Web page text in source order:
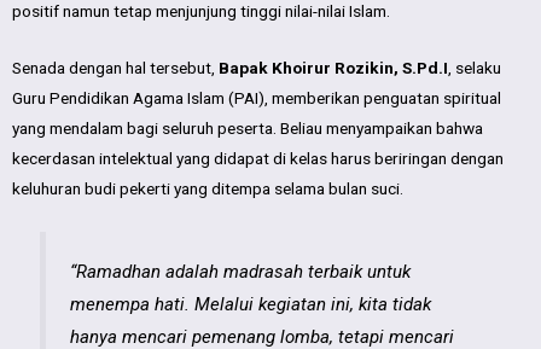
positif namun tetap menjunjung tinggi nilai-nilai Islam.
Senada dengan hal tersebut, Bapak Khoirur Rozikin, S.Pd.I, selaku
Guru Pendidikan Agama Islam (PAI), memberikan penguatan spiritual
yang mendalam bagi seluruh peserta. Beliau menyampaikan bahwa
kecerdasan intelektual yang didapat di kelas harus beriringan dengan
keluhuran budi pekerti yang ditempa selama bulan suci.
“Ramadhan adalah madrasah terbaik untuk
menempa hati. Melalui kegiatan ini, kita tidak
hanya mencari pemenang lomba, tetapi mencari